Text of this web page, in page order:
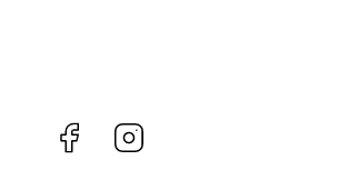
Facebook